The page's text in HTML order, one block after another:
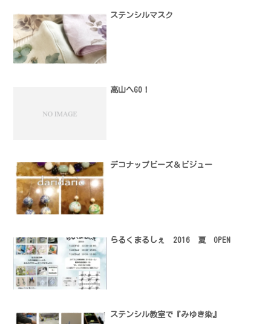
ステンシルマスク
高山へGO！
デコナップビーズ＆ビジュー
らるくまるしぇ 2016 夏 OPEN
ステンシル教室で『みゆき染』